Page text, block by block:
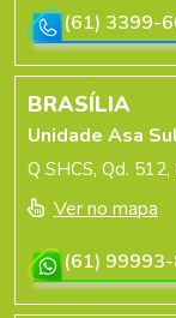
(61) 3399-
BRASÍLIA
Unidade Asa
Q SHCS, Qd.
Ver no mapa
(61)